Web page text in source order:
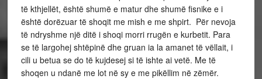
të kthjellët, është shumë e matur dhe shumë fisnike e i
është dorëzuar të shoqit me mish e me shpirt. Për nevoja
të ndryshme një ditë i shoqi morri rrugën e kurbetit. Para
se të largohej shtëpinë dhe gruan ia la amanet të vëllait, i
cili u betua se do të kujdesej si të ishte ai vetë. Me të
shoqen u ndanë me lot në sy e me pikëllim në zëmër.